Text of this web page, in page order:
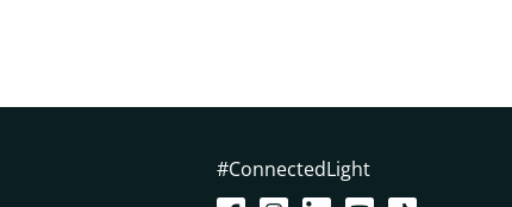
#ConnectedLight